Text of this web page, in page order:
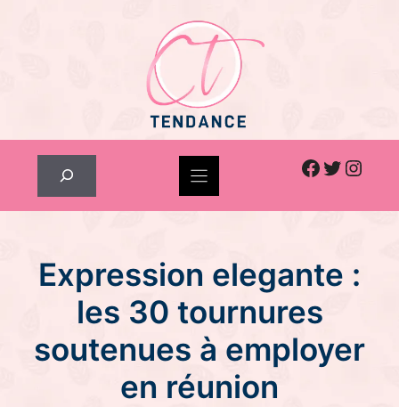
Facebook
Twitter
Expression elegante :
les 30 tournures
soutenues à employer
en réunion